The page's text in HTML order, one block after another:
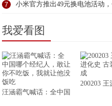
7 小米官方推出49元换电池活动
我爱看图
汪涵霸气喊话：全中国
200203 王